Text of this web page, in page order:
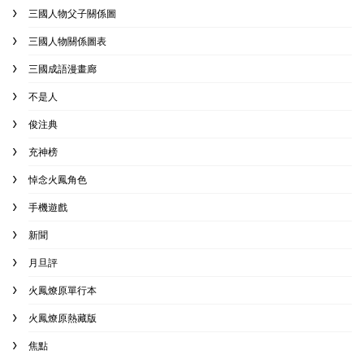
三國人物父子關係圖
三國人物關係圖表
三國成語漫畫廊
不是人
俊注典
充神榜
悼念火鳳角色
手機遊戲
新聞
月旦評
火鳳燎原單行本
火鳳燎原熱藏版
焦點